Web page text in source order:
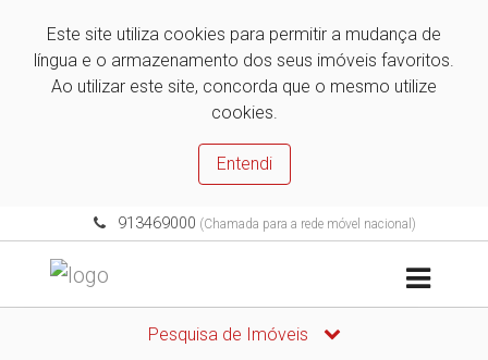
Este site utiliza cookies para permitir a mudança de
língua e o armazenamento dos seus imóveis favoritos.
Ao utilizar este site, concorda que o mesmo utilize
cookies.
Entendi
913469000 (Chamada para a rede móvel nacional)
Pesquisa de Imóveis